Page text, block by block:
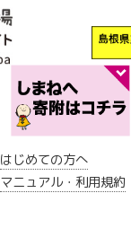
はじめての方へ
マニュアル・利用規約